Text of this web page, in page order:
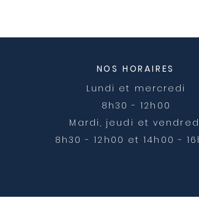
NOS HORAIRES
Lundi et mercredi
8h30 - 12h00
Mardi, jeudi et
8h30 - 12h00 et 14h00 -